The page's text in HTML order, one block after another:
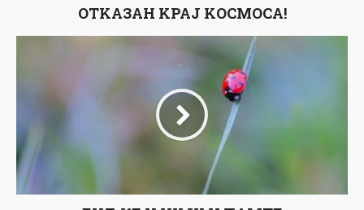
ОТKАЗАН KРАЈ KОСМОСА!